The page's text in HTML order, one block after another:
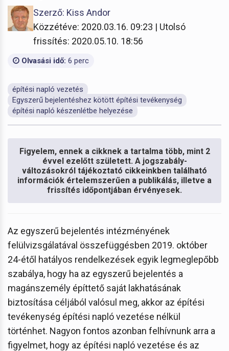
Szerző: Kiss Andor
Közzétéve: 2020.03.16. 09:23 | Utolsó
frissítés: 2020.05.10. 18:56
Olvasási idő: 6 perc
építési napló vezetés
Egyszerű bejelentéshez kötött építési tevékenység
építési napló készenlétbe helyezése
Figyelem, ennek a cikknek a tartalma több, mint 2
évvel ezelőtt született. A jogszabály-
változásokról tájékoztató cikkeinkben található
információk értelemszerűen a publikálás, illetve a
frissítés időpontjában érvényesek.
Az egyszerű bejelentés intézményének
felülvizsgálatával összefüggésben 2019. október
24-étől hatályos rendelkezések egyik legmeglepőbb
szabálya, hogy ha az egyszerű bejelentés a
magánszemély építtető saját lakhatásának
biztosítása céljából valósul meg, akkor az építési
tevékenység építési napló vezetése nélkül
történhet. Nagyon fontos azonban felhívnunk arra a
figyelmet, hogy az építési napló vezetése és az